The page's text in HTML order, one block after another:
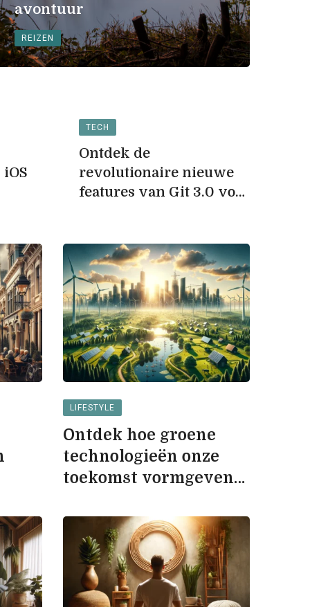
REIZEN
avontuur
duurzaam
onontdekte
LIFESTYLE
Ontdek hoe groene
technologieën onze
toekomst vormgeven
duurzamere wereld
TECH
Ontdek de
revolutionaire nieuwe
features van Git 3.0 voor